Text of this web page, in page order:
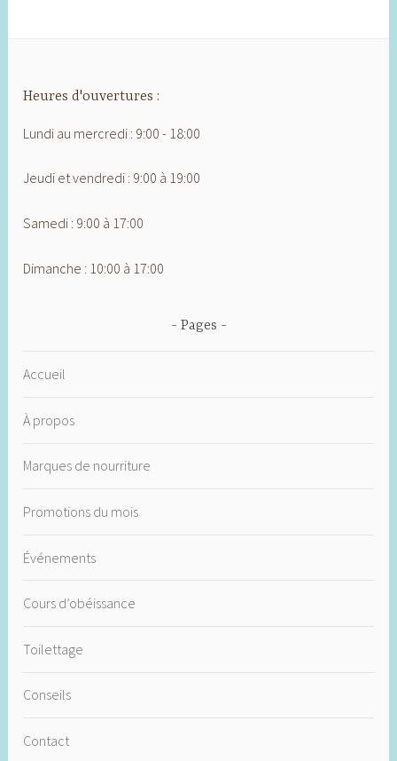
Heures d'ouvertures :
Lundi au mercredi : 9:00 - 18:00
Jeudi et vendredi : 9:00 à 19:00
Samedi : 9:00 à 17:00
Dimanche : 10:00 à 17:00
Pages
Accueil
À propos
Marques de nourriture
Promotions du mois
Événements
Cours d’obéissance
Toilettage
Conseils
Contact